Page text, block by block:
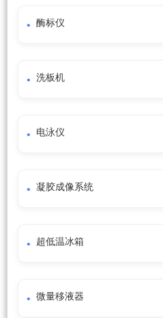
酶标仪
洗板机
电泳仪
凝胶成像系统
超低温冰箱
微量移液器